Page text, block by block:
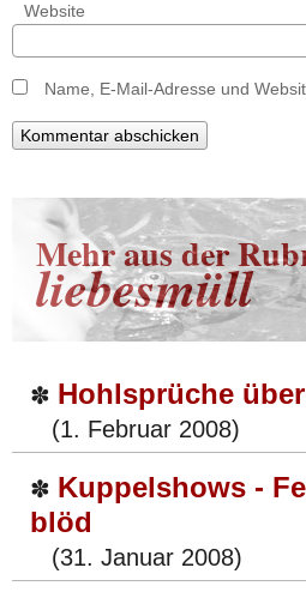
Website
Name, E-Mail-Adresse und
Mehr aus der
liebesmüll
✽ Hohlsprüche
(1. Februar 2008)
✽ Kuppelshows -
blöd
(31. Januar 2008)